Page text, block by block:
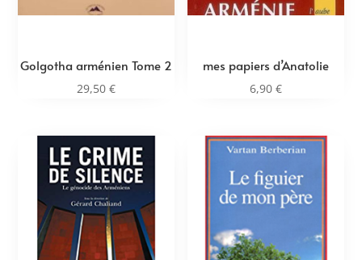
Golgotha arménien Tome 2
29,50€
mes papiers d’Anatolie
6,90 €